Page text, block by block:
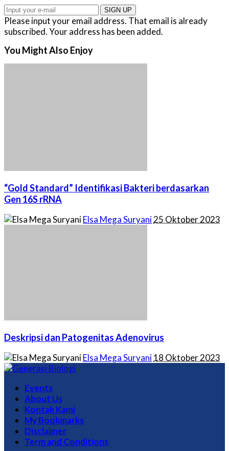
SIGN UP
Please input your email address. That email is already
subscribed.Your address has been added.
You Might Also Enjoy
“Gold Standard” Identifikasi Bakteri berdasarkan
Gen 16S rRNA
Posted
Elsa Mega Suryani25 Oktober 2023
Deskripsi dan Patogenitas Adenovirus
Posted
by
Elsa Mega Suryani18 Oktober 2023
Events
About Us
Kontak Kami
My Bookmarks
Disclaimer
Term and Conditions